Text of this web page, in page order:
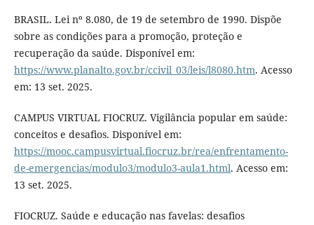
BRASIL. Lei nº 8.080, de 19 de setembro de 1990. Dispõe
sobre as condições para a promoção, proteção e
recuperação da saúde. Disponível em:
https://www.planalto.gov.br/ccivil_03/leis/l8080.htm. Acesso
em: 13 set. 2025.
CAMPUS VIRTUAL FIOCRUZ. Vigilância popular em saúde:
conceitos e desafios. Disponível em:
https://mooc.campusvirtual.fiocruz.br/rea/enfrentamento-
de-emergencias/modulo3/modulo3-aula1.html. Acesso em:
13 set. 2025.
FIOCRUZ. Saúde e educação nas favelas: desafios